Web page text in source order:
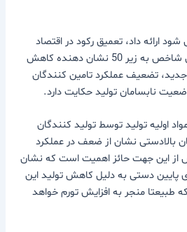
ارائه داد، تعمیق رکود در اقتصاد
ایران است. در واقع نزول این شاخص به زیر 50 نشان دهنده کاهش
تضعیف عملکرد تامین کنندگان
نابسامان تولید حکایت دارد.
اولیه تولید توسط تولید کنندگان
بالادستی نشان از ضعف در عملکرد
از این جهت حائز اهمیت است که نشان
پایین دستی به دلیل کاهش تولید این
طبیعتا منجر به افزایش تورم خواهد